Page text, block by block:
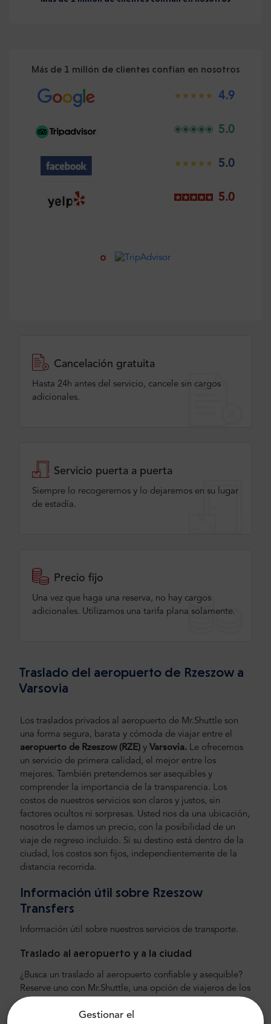
Gestionar el
Más de 1 millón de clientes confían en nosotros
4.9
5.0
5.0
5.0
Cancelación gratuita
Hasta 24h antes del servicio, cancele sin cargos
adicionales.
Servicio puerta a puerta
Siempre lo recogeremos y lo dejaremos en su lugar
de estadía.
Precio fijo
Una vez que haga una reserva, no hay cargos
adicionales. Utilizamos una tarifa plana solamente.
Traslado del aeropuerto de Rzeszow a
Varsovia
Los traslados privados al aeropuerto de Mr.Shuttle son
una forma segura, barata y cómoda de viajar entre el
aeropuerto de Rzeszow (RZE) y Varsovia. Le ofrecemos
un servicio de primera calidad, el mejor entre los
mejores. También pretendemos ser asequibles y
comprender la importancia de la transparencia. Los
costos de nuestros servicios son claros y justos, sin
factores ocultos ni sorpresas. Usted nos da una ubicación,
nosotros le damos un precio, con la posibilidad de un
viaje de regreso incluido. Si su destino está dentro de la
ciudad, los costos son fijos, independientemente de la
distancia recorrida.
Información útil sobre Rzeszow
Transfers
Información útil sobre nuestros servicios de transporte.
Traslado al aeropuerto y a la ciudad
¿Busca un traslado al aeropuerto confiable y asequible?
Reserve uno con Mr.Shuttle, una opción de viajeros de los
usuarios de Trip-Advisor. Ofrecemos transporte puerta a
puerta en minivans y minibuses Mercedes-Benz nuevos,